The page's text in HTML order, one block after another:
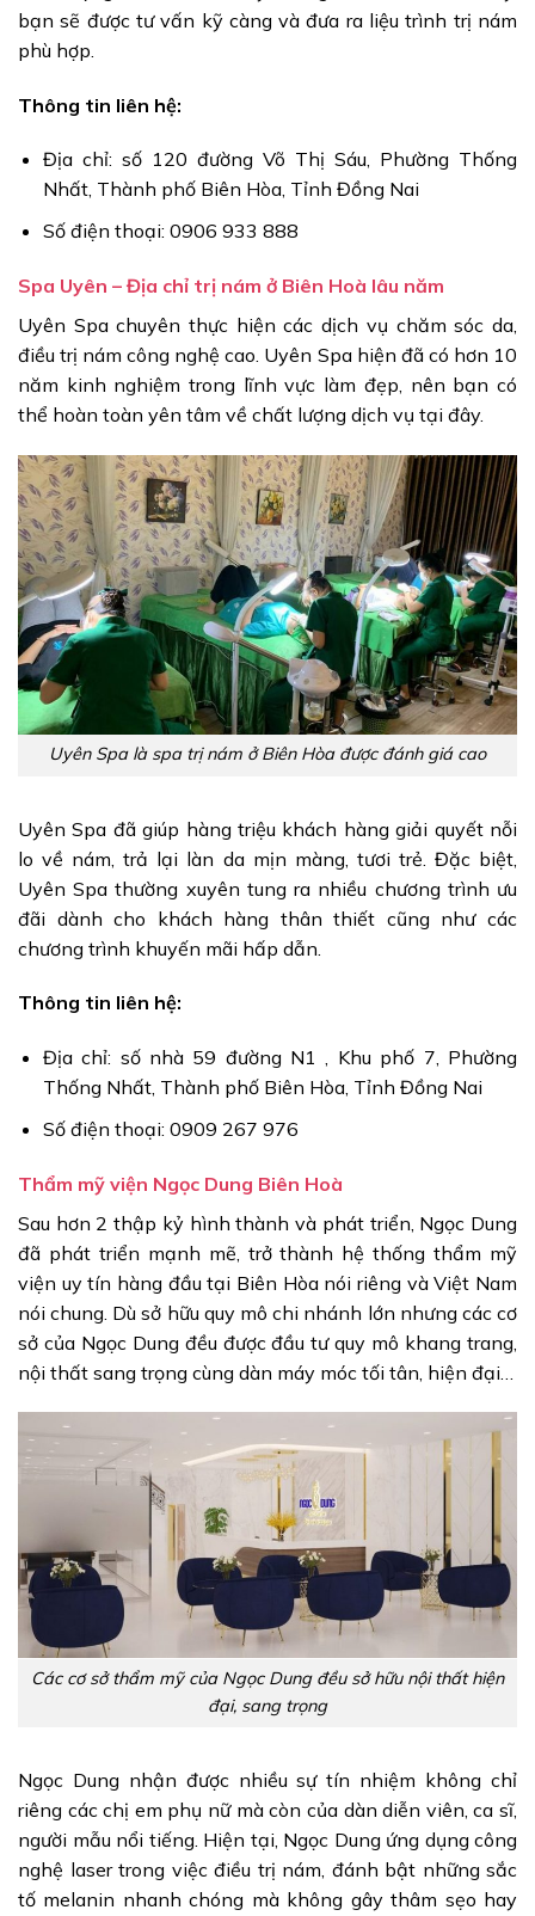
bạn sẽ được tư vấn kỹ càng và đưa ra liệu trình trị nám
phù hợp.
Thông tin liên hệ:
Địa chỉ: số 120 đường Võ Thị Sáu, Phường Thống
Nhất, Thành phố Biên Hòa, Tỉnh Đồng Nai
Số điện thoại: 0906 933 888
Spa Uyên – Địa chỉ trị nám ở Biên Hoà lâu năm
Uyên Spa chuyên thực hiện các dịch vụ chăm sóc da,
điều trị nám công nghệ cao. Uyên Spa hiện đã có hơn 10
năm kinh nghiệm trong lĩnh vực làm đẹp, nên bạn có
thể hoàn toàn yên tâm về chất lượng dịch vụ tại đây.
Uyên Spa là spa trị nám ở Biên Hòa được đánh giá cao
Uyên Spa đã giúp hàng triệu khách hàng giải quyết nỗi
lo về nám, trả lại làn da mịn màng, tươi trẻ. Đặc biệt,
Uyên Spa thường xuyên tung ra nhiều chương trình ưu
đãi dành cho khách hàng thân thiết cũng như các
chương trình khuyến mãi hấp dẫn.
Thông tin liên hệ:
Địa chỉ: số nhà 59 đường N1 , Khu phố 7, Phường
Thống Nhất, Thành phố Biên Hòa, Tỉnh Đồng Nai
Số điện thoại: 0909 267 976
Thẩm mỹ viện Ngọc Dung Biên Hoà
Sau hơn 2 thập kỷ hình thành và phát triển, Ngọc Dung
đã phát triển mạnh mẽ, trở thành hệ thống thẩm mỹ
viện uy tín hàng đầu tại Biên Hòa nói riêng và Việt Nam
nói chung. Dù sở hữu quy mô chi nhánh lớn nhưng các cơ
sở của Ngọc Dung đều được đầu tư quy mô khang trang,
nội thất sang trọng cùng dàn máy móc tối tân, hiện đại…
Các cơ sở thẩm mỹ của Ngọc Dung đều sở hữu nội thất hiện
đại, sang trọng
Ngọc Dung nhận được nhiều sự tín nhiệm không chỉ
riêng các chị em phụ nữ mà còn của dàn diễn viên, ca sĩ,
người mẫu nổi tiếng. Hiện tại, Ngọc Dung ứng dụng công
nghệ laser trong việc điều trị nám, đánh bật những sắc
tố melanin nhanh chóng mà không gây thâm sẹo hay